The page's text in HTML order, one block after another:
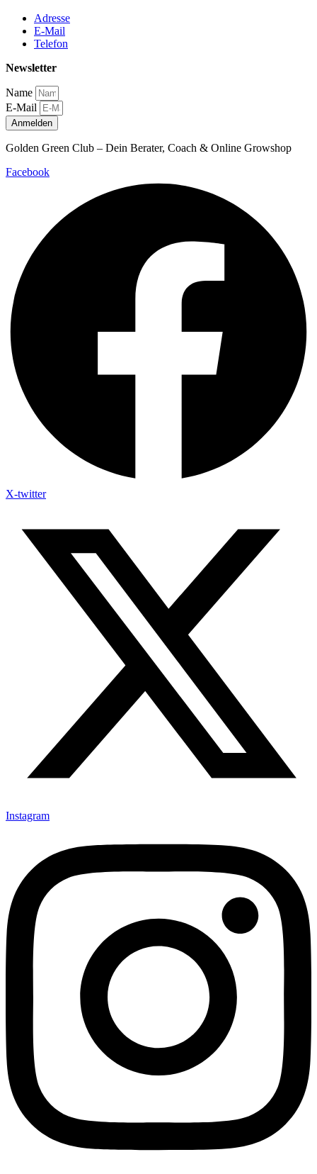
Adresse
E-Mail
Telefon
Newsletter
Name
E-Mail
Anmelden
Golden Green Club – Dein Berater, Coach & Online Growshop
Facebook
X-twitter
Instagram